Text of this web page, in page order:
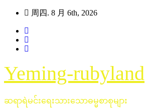
周四. 8 月 6th, 2026
Yeming-rubyland
ဆရာရဲမင်းရေးသားသောဓမ္မစာစုများ